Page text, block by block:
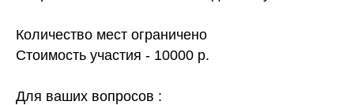
Количество мест ограничено
Стоимость участия - 10000 р.
Для ваших вопросов :